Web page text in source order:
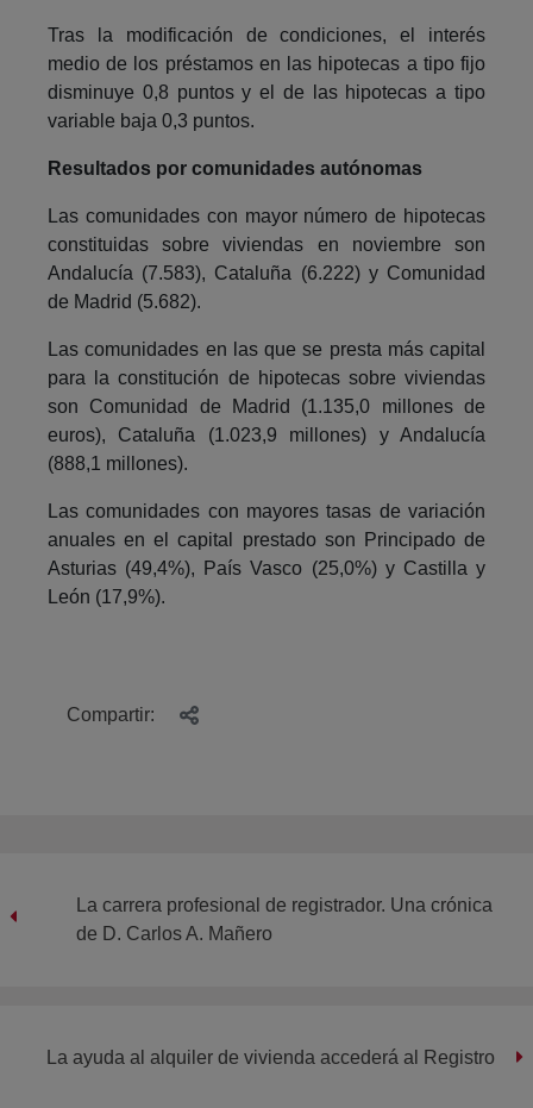
Tras la modificación de condiciones, el interés
medio de los préstamos en las hipotecas a tipo fijo
disminuye 0,8 puntos y el de las hipotecas a tipo
variable baja 0,3 puntos.
Resultados por comunidades autónomas
Las comunidades con mayor número de hipotecas
constituidas sobre viviendas en noviembre son
Andalucía (7.583), Cataluña (6.222) y Comunidad
de Madrid (5.682).
Las comunidades en las que se presta más capital
para la constitución de hipotecas sobre viviendas
son Comunidad de Madrid (1.135,0 millones de
euros), Cataluña (1.023,9 millones) y Andalucía
(888,1 millones).
Las comunidades con mayores tasas de variación
anuales en el capital prestado son Principado de
Asturias (49,4%), País Vasco (25,0%) y Castilla y
León (17,9%).
Compartir:
La carrera profesional de registrador. Una crónica
de D. Carlos A. Mañero
La ayuda al alquiler de vivienda accederá al Registro